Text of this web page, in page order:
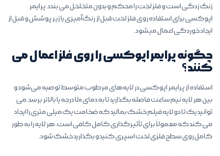
زنگ زدگی است و فلز لخت را محکم و بدون متخلخل می بندد. پرایمر
اپوکسی برای استفاده روی فلز لخت قبل از رنگ‌آمیزی یا زیر پوشش و قبل از
ایجاد خوردگی اعمال میشود.
چگونه پرایمر اپوکسی را روی فلز اعمال می
کنند؟
استفاده از پرایمر اپوکسی در لایه‌های مرطوب متوسط توصیه می‌شود و
بین هر لایه نیم ساعت فاصله بگذارید تا به دمای ۷۰ درجه یا بالاتر برسد. می
توانید یک تا دو لایه فیلم خشک بمالید که ضخامت یک میلی متری را ایجاد
می کند که معمولاً برای تأثیرگذاری کامل کافی است. هر لایه را به طور
کامل روی سطح فلزی لخت اسپری کنید و بگذارید خشک شود.